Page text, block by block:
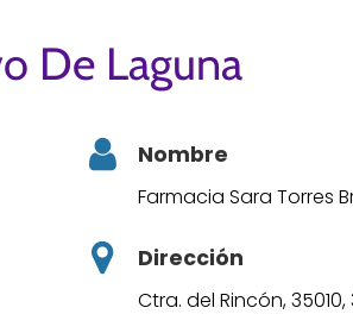
De Laguna
Nombre
Farmacia Sara Torres
Dirección
Ctra. del Rincón,